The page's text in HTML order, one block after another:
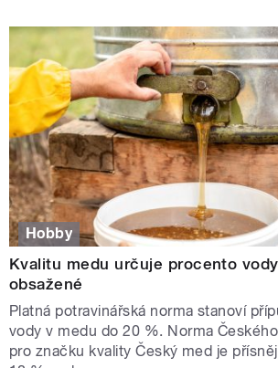
Hobby
Kvalitu medu určuje procento
obsažené
Platná potravinářská norma stanoví
vody v medu do 20 %. Norma
pro značku kvality Český med je